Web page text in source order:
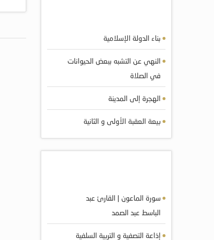
بناء الدولة الإسلامية
النهي عن التشبه ببعض الحيوانات
في الصلاة
الهجرة إلى المدينة
بيعة العقبة الأولى و الثانية
سورة الماعون | القارئ عبد
الباسط عبد الصمد
إذاعة التصفية و التربية السلفية